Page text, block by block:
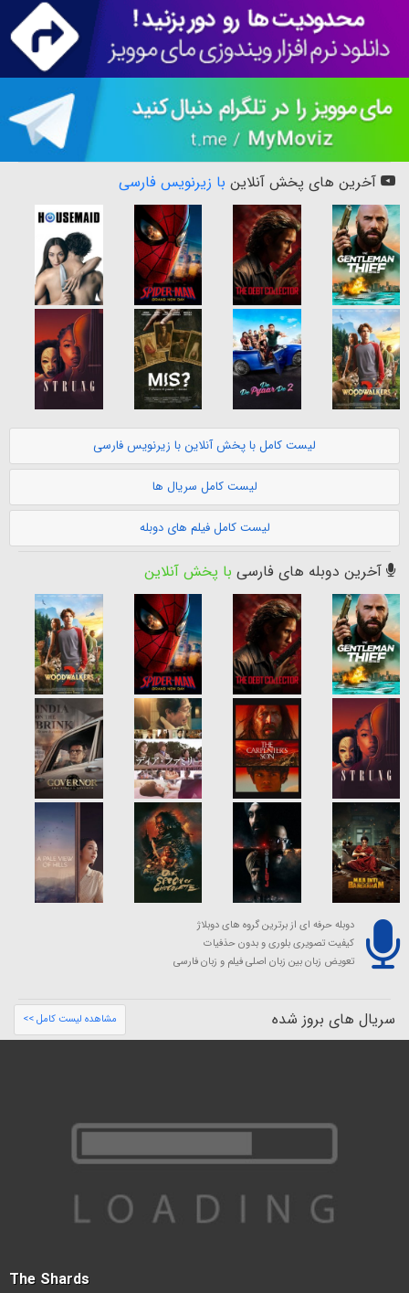
آخرین های پخش آنلاین با زیرنویس فارسی
لیست کامل با پخش آنلاین با زیرنویس فارسی
لیست کامل سریال ها
لیست کامل فیلم های دوبله
آخرین دوبله های فارسی با پخش آنلاین
دوبله حرفه ای از برترین گروه های دوبلاژ
کیفیت تصویری بلوری و بدون حذفیات
تعویض زبان بین زبان اصلی فیلم و زبان فارسی
سریال های بروز شده مشاهده لیست کامل >>
The Shards